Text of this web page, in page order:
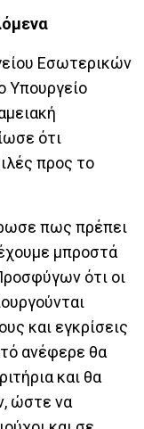
Εσωτερικών
Υπουργείο
ότι
προς το
πως πρέπει
μπροστά
ότι οι
και εγκρίσεις
ανέφερε θα
και θα
ώστε να